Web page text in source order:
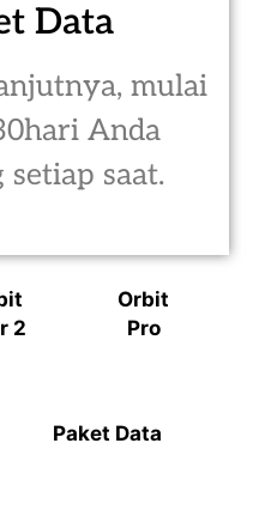
Data
mulai
Anda
saat.
2
Orbit
Pro
Paket Data